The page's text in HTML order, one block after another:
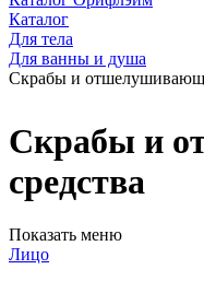
Каталог
Для тела
Для ванны и душа
Скрабы и
Скрабы и
средства
Показать меню
Лицо